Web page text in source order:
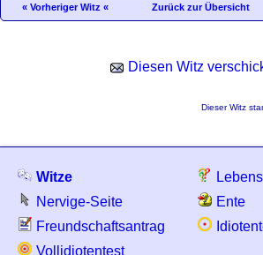
« Vorheriger Witz « Zurück zur Übersicht
Diesen Witz
Dieser Witz
Witze
Nervige-Seite
Ente
Freundschaftsantrag
Vollidiotentest